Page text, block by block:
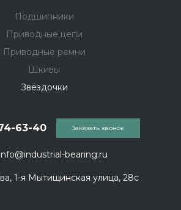
Подшипники
Приводные цепи
Приводные ремни
Шкивы
Звёздочки
info@industrial-bearing.ru
63-40
1-я Мытищинская улица, 28с
Заказать звонок